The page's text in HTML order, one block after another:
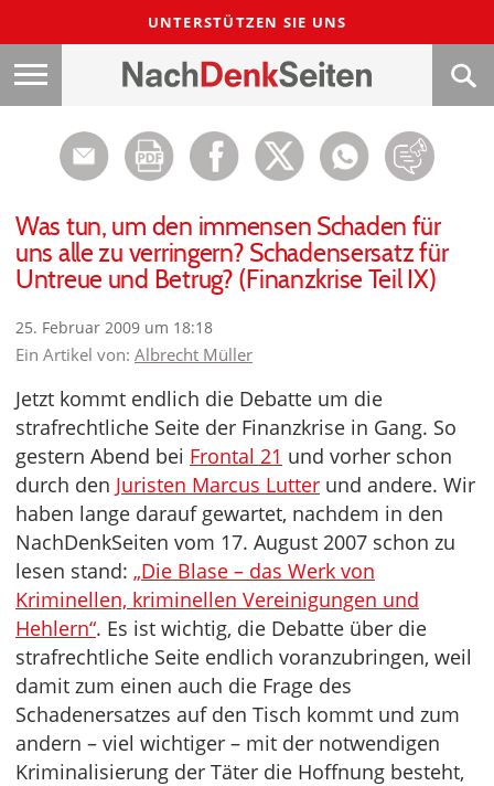
UNTERSTÜTZEN SIE UNS
Was tun, um den immensen Schaden für
uns alle zu verringern? Schadensersatz für
Untreue und Betrug? (Finanzkrise Teil IX)
25. Februar 2009 um 18:18
Ein Artikel von: Albrecht Müller
Jetzt kommt endlich die Debatte um die
strafrechtliche Seite der Finanzkrise in Gang. So
gestern Abend bei Frontal 21 und vorher schon
durch den Juristen Marcus Lutter und andere. Wir
haben lange darauf gewartet, nachdem in den
NachDenkSeiten vom 17. August 2007 schon zu
lesen stand: „Die Blase – das Werk von
Kriminellen, kriminellen Vereinigungen und
Hehlern“. Es ist wichtig, die Debatte über die
strafrechtliche Seite endlich voranzubringen, weil
damit zum einen auch die Frage des
Schadenersatzes auf den Tisch kommt und zum
andern – viel wichtiger – mit der notwendigen
Kriminalisierung der Täter die Hoffnung besteht,